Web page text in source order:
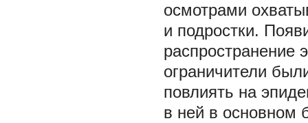
осмотрами
и подростки.
распространение
ограничители
повлиять на
в ней в основном